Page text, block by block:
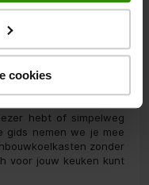
cookies
die alleen koelt? Een
perfecte keuze voor
en elegantie. Deze
hebt of simpelweg
gids nemen we je mee
zonder
voor jouw keuken kunt